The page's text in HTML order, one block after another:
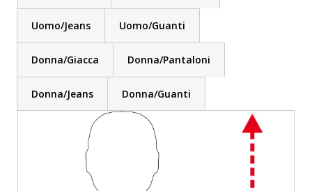
Uomo/Jeans Uomo/Guanti
Donna/Giacca Donna/Pantaloni
Donna/Jeans Donna/Guanti